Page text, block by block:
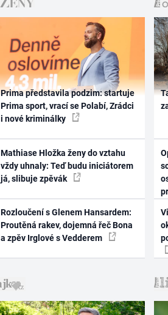
Prima představila podzim: startuje
Prima sport, vrací se Polabí, Zrádci
i nové kriminálky
Mathiase Hložka ženy do vztahu
vždy uhnaly: Teď budu iniciátorem
já, slibuje zpěvák
Rozloučení s Glenem Hansardem:
Proutěná rakev, dojemná řeč Bona
a zpěv Irglové s Vedderem